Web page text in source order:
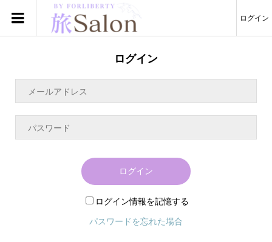
ログイン
ログイン
ログイン
ログイン情報を記憶する
パスワードを忘れた場合